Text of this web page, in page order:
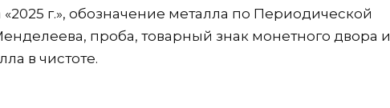
г.», обозначение металла по Периодической
проба, товарный знак монетного двора и
в чистоте.